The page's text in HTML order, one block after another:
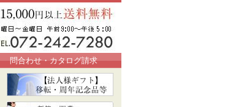
問合わせ・カタログ請求